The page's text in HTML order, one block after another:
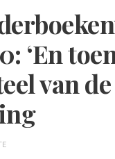
‘En
van de